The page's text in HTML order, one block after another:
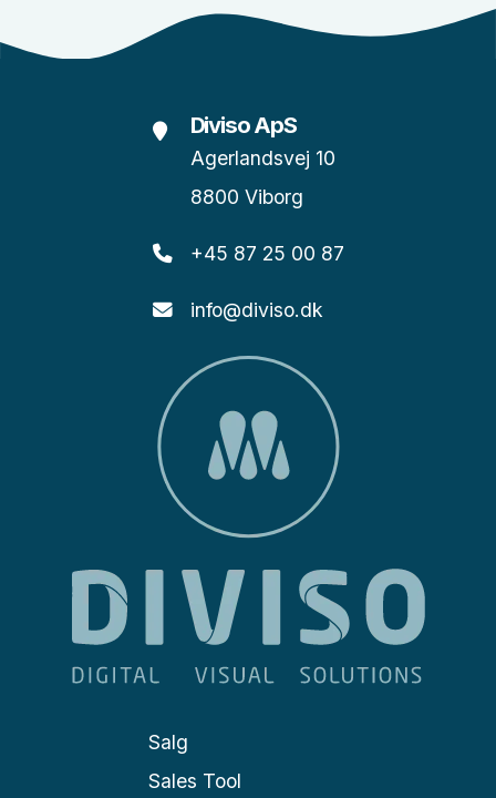
Diviso ApS
Agerlandsvej 10
8800 Viborg
+45 87 25 00 87
info@diviso.dk
Salg
Sales Tool